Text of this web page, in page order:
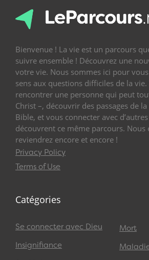
Bienvenue ! La vie est un parcours
suivre ensemble ! Découvrez une
votre vie. Nous sommes ici pour
sens aux questions difficiles de la
rencontrer une personne qui peut
Christ –, découvrir des passages de
Bible, et vous connecter avec
découvrent ce même parcours. Nous
reviendrez encore et encore !
Privacy Policy
Terms of Use
Catégories
Se connecter avec Dieu
Insignifiance
Mort